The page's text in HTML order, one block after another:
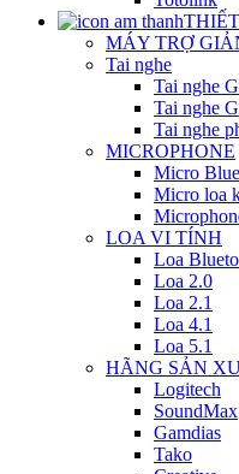
MÁY TRỢ
Tai nghe
Tai nghe
Tai nghe
Tai nghe
MICROPHONE
Micro
Micro loa
LOA VI TÍNH
Loa
Loa 2.0
Loa 2.1
Loa 4.1
Loa 5.1
HÃNG SẢN
Logitech
SoundMax
Gamdias
Tako